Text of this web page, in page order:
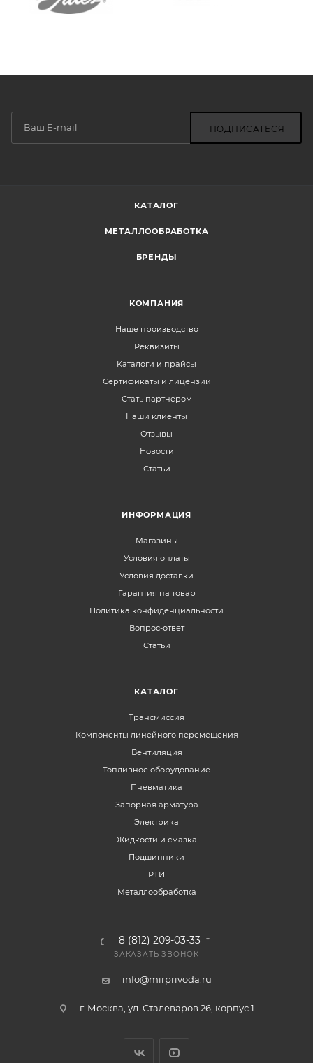
ПОДПИСАТЬСЯ
КАТАЛОГ
МЕТАЛЛООБРАБОТКА
БРЕНДЫ
КОМПАНИЯ
Наше производство
Реквизиты
Каталоги и прайсы
Сертификаты и лицензии
Стать партнером
Наши клиенты
Отзывы
Новости
Статьи
ИНФОРМАЦИЯ
Магазины
Условия оплаты
Условия доставки
Гарантия на товар
Политика конфиденциальности
Вопрос-ответ
Статьи
КАТАЛОГ
Трансмиссия
Компоненты линейного перемещения
Вентиляция
Топливное оборудование
Пневматика
Запорная арматура
Электрика
Жидкости и смазка
Подшипники
РТИ
Металлообработка
8 (812) 209-03-33
ЗАКАЗАТЬ ЗВОНОК
info@mirprivoda.ru
г. Москва, ул. Сталеваров 26, корпус 1